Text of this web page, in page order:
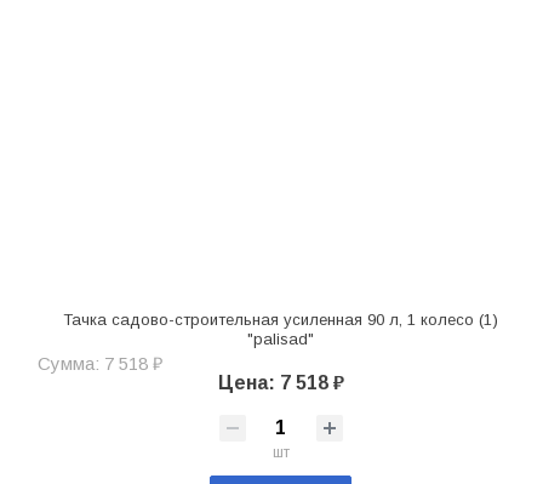
Тачка садово-строительная усиленная 90 л, 1 колесо (1)
"palisad"
Сумма: 7 518 ₽
Цена: 7 518 ₽
шт